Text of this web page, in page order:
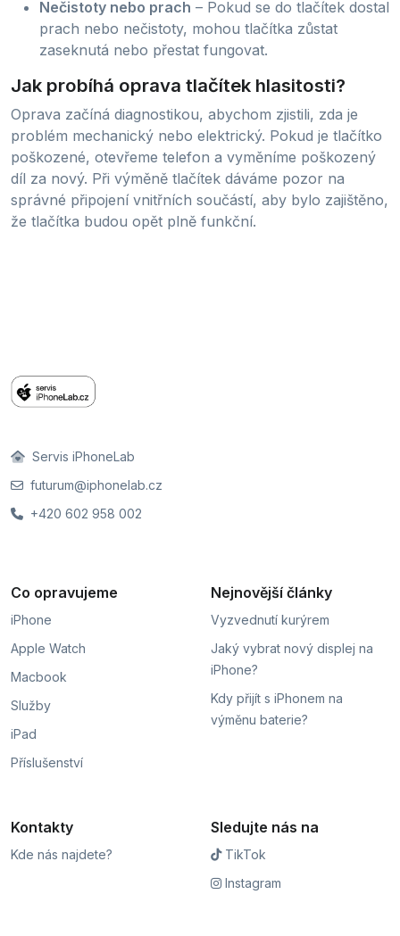
Nečistoty nebo prach – Pokud se do tlačítek dostal
prach nebo nečistoty, mohou tlačítka zůstat
zaseknutá nebo přestat fungovat.
Jak probíhá oprava tlačítek hlasitosti?
Oprava začíná diagnostikou, abychom zjistili, zda je
problém mechanický nebo elektrický. Pokud je tlačítko
poškozené, otevřeme telefon a vyměníme poškozený
díl za nový. Při výměně tlačítek dáváme pozor na
správné připojení vnitřních součástí, aby bylo zajištěno,
že tlačítka budou opět plně funkční.
Servis iPhoneLab
futurum@iphonelab.cz
+420 602 958 002
Co opravujeme
iPhone
Apple Watch
Macbook
Služby
iPad
Příslušenství
Nejnovější články
Vyzvednutí kurýrem
Jaký vybrat nový displej na
iPhone?
Kdy přijít s iPhonem na
výměnu baterie?
Kontakty
Kde nás najdete?
Sledujte nás na
TikTok
Instagram